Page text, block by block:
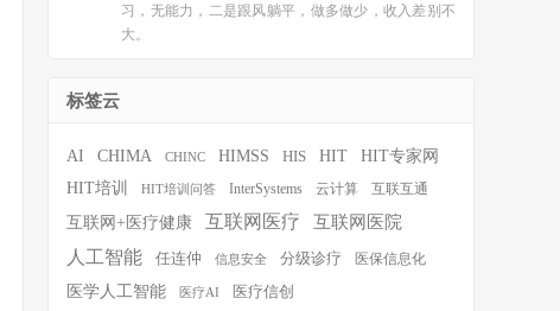
习，无能力，二是跟风躺平，做多做少，收入差别不
大。
标签云
AI CHIMA CHINC HIMSS HIS HIT HIT专家网
HIT培训 HIT培训问答 InterSystems 云计算 互联互通
互联网+医疗健康 互联网医疗 互联网医院
人工智能 任连仲 信息安全 分级诊疗 医保信息化
医学人工智能 医疗AI 医疗信创